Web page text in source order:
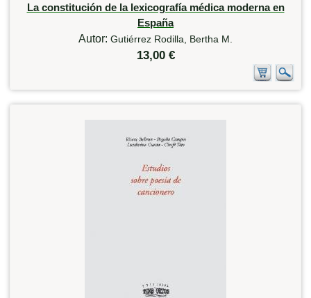
La constitución de la lexicografía médica moderna en
España
Autor: Gutiérrez Rodilla, Bertha M.
13,00 €